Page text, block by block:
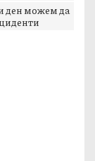
ден можем да